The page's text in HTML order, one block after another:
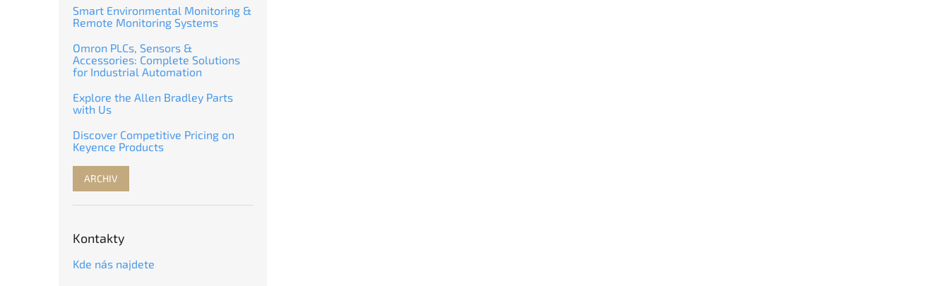
Smart Environmental Monitoring &
Remote Monitoring Systems
Omron PLCs, Sensors &
Accessories: Complete Solutions
for Industrial Automation
Explore the Allen Bradley Parts
with Us
Discover Competitive Pricing on
Keyence Products
ARCHIV
Kontakty
Kde nás najdete